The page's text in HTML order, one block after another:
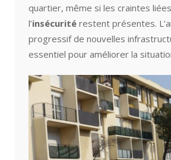
quartier, même si les craintes
l’insécurité restent présentes.
progressif de nouvelles
essentiel pour améliorer la